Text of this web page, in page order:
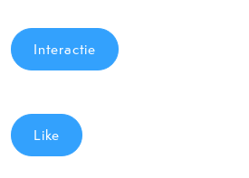
Interactie
Like